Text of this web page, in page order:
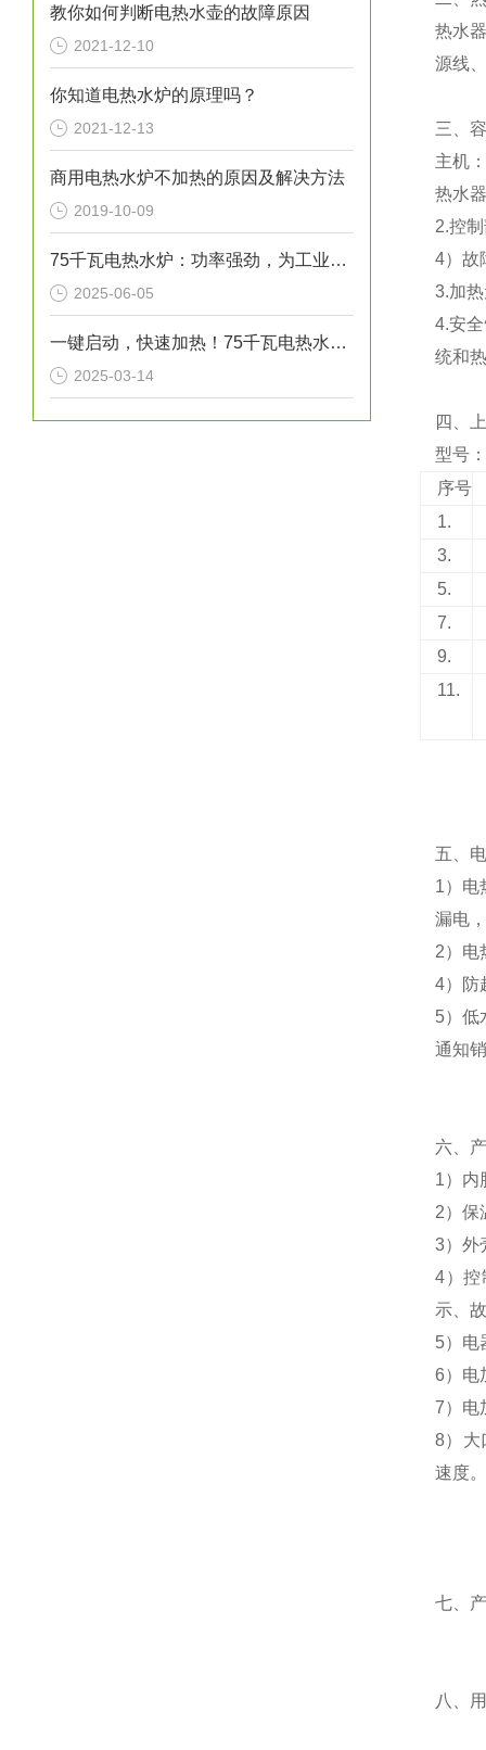
教你如何判断电热水壶的故障原因
2021-12-10
你知道电热水炉的原理吗？
2021-12-13
商用电热水炉不加热的原因及解决方法
2019-10-09
75千瓦电热水炉：功率强劲，为工业生产提供稳定热水源！
2025-06-05
一键启动，快速加热！75千瓦电热水炉打造高效热水解决方案！
2025-03-14
热水
源线
三、
主机
热水
2.控
4）故
3.加
4.安
统和
四、
型号
序号
1.
3.
5.
7.
9.
11.
五、
1）电
漏电
2）电
4）防
5）低
通知
六、
1）内
2）保
3）外
4）控
示、
5）电
6）电
7）电
8）大
速度。
七、
八、